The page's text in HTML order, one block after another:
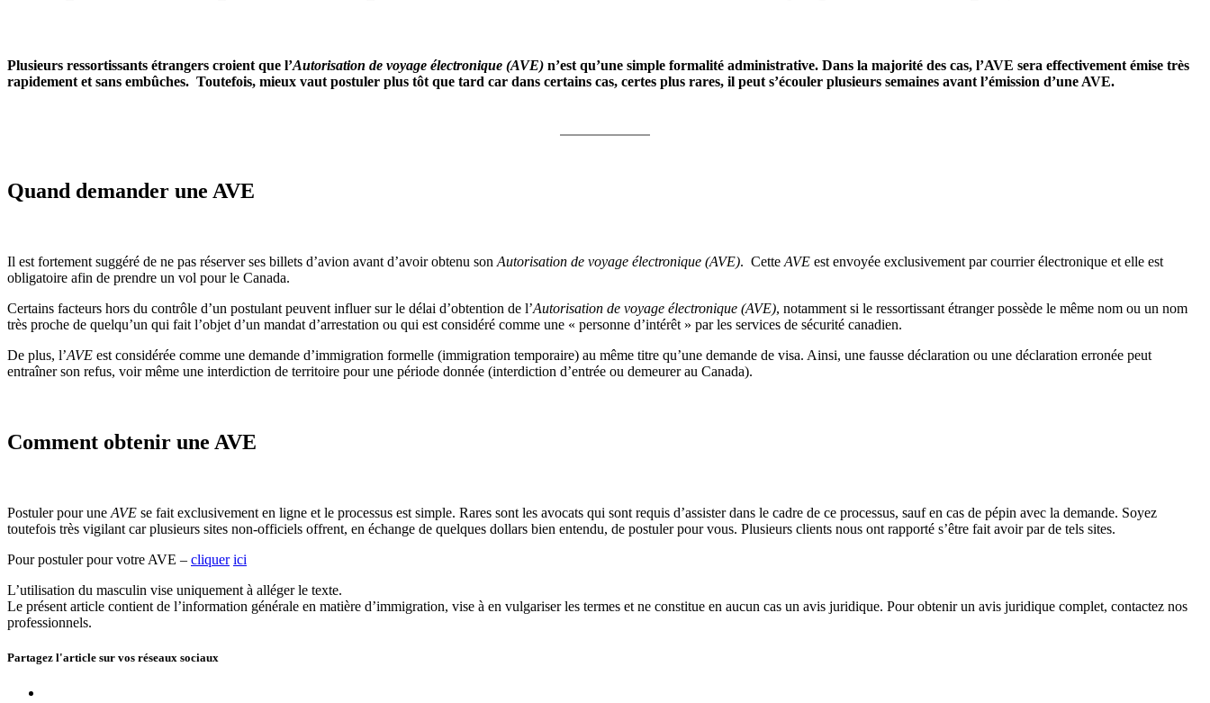
Plusieurs ressortissants étrangers croient que l’Autorisation de voyage électronique (AVE) n’est qu’une simple formalité administrative. Dans la majorité des cas, l’AVE sera effectivement émise très
rapidement et sans embûches. Toutefois, mieux vaut postuler plus tôt que tard car dans certains cas, certes plus rares, il peut s’écouler plusieurs semaines avant l’émission d’une AVE.
Quand demander une AVE
Il est fortement suggéré de ne pas réserver ses billets d’avion avant d’avoir obtenu son Autorisation de voyage électronique (AVE). Cette AVE est envoyée exclusivement par courrier électronique et elle est
obligatoire afin de prendre un vol pour le Canada.
Certains facteurs hors du contrôle d’un postulant peuvent influer sur le délai d’obtention de l’Autorisation de voyage électronique (AVE), notamment si le ressortissant étranger possède le même nom ou un nom
très proche de quelqu’un qui fait l’objet d’un mandat d’arrestation ou qui est considéré comme une « personne d’intérêt » par les services de sécurité canadien.
De plus, l’AVE est considérée comme une demande d’immigration formelle (immigration temporaire) au même titre qu’une demande de visa. Ainsi, une fausse déclaration ou une déclaration erronée peut
entraîner son refus, voir même une interdiction de territoire pour une période donnée (interdiction d’entrée ou demeurer au Canada).
Comment obtenir une AVE
Postuler pour une AVE se fait exclusivement en ligne et le processus est simple. Rares sont les avocats qui sont requis d’assister dans le cadre de ce processus, sauf en cas de pépin avec la demande. Soyez
toutefois très vigilant car plusieurs sites non-officiels offrent, en échange de quelques dollars bien entendu, de postuler pour vous. Plusieurs clients nous ont rapporté s’être fait avoir par de tels sites.
Pour postuler pour votre AVE – cliquer ici
L’utilisation du masculin vise uniquement à alléger le texte.
Le présent article contient de l’information générale en matière d’immigration, vise à en vulgariser les termes et ne constitue en aucun cas un avis juridique. Pour obtenir un avis juridique complet, contactez nos
professionnels.
Partagez l'article sur vos réseaux sociaux